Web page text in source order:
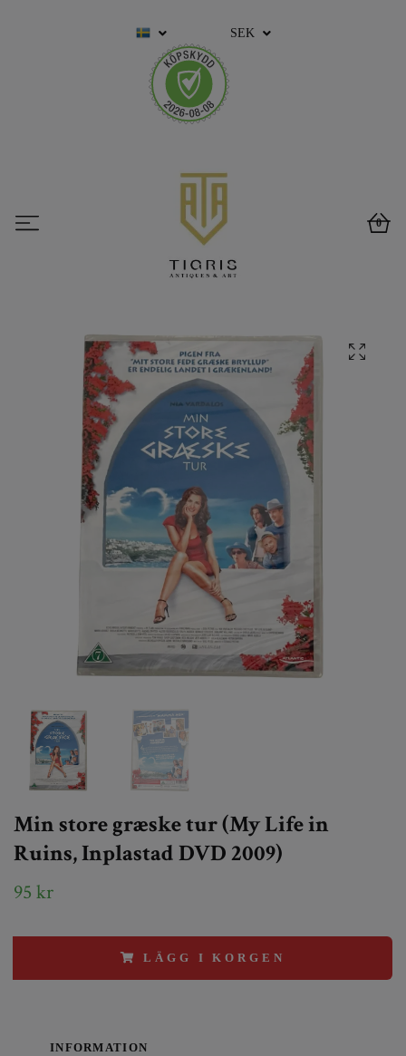
SEK
0
Min store græske tur (My Life in
Ruins, Inplastad DVD 2009)
95 kr
LÄGG I KORGEN
INFORMATION